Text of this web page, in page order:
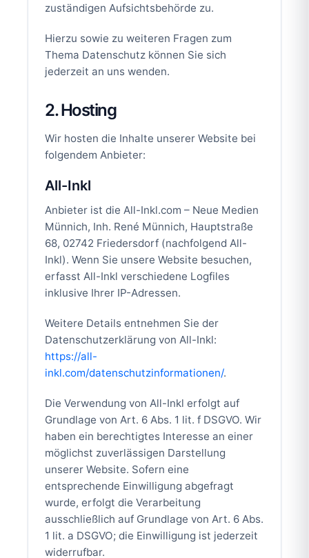
zuständigen Aufsichtsbehörde zu.
Hierzu sowie zu weiteren Fragen zum
Thema Datenschutz können Sie sich
jederzeit an uns wenden.
2. Hosting
Wir hosten die Inhalte unserer Website bei
folgendem Anbieter:
All-Inkl
Anbieter ist die All-Inkl.com – Neue Medien
Münnich, Inh. René Münnich, Hauptstraße
68, 02742 Friedersdorf (nachfolgend All-
Inkl). Wenn Sie unsere Website besuchen,
erfasst All-Inkl verschiedene Logfiles
inklusive Ihrer IP-Adressen.
Weitere Details entnehmen Sie der
Datenschutzerklärung von All-Inkl:
https://all-
inkl.com/datenschutzinformationen/.
Die Verwendung von All-Inkl erfolgt auf
Grundlage von Art. 6 Abs. 1 lit. f DSGVO. Wir
haben ein berechtigtes Interesse an einer
möglichst zuverlässigen Darstellung
unserer Website. Sofern eine
entsprechende Einwilligung abgefragt
wurde, erfolgt die Verarbeitung
ausschließlich auf Grundlage von Art. 6 Abs.
1 lit. a DSGVO; die Einwilligung ist jederzeit
widerrufbar.